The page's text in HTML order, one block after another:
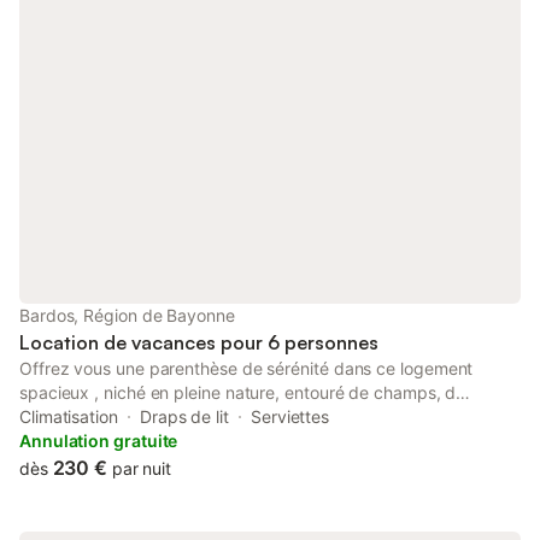
Bardos, Région de Bayonne
Location de vacances pour 6 personnes
Offrez vous une parenthèse de sérénité dans ce logement
spacieux , niché en pleine nature, entouré de champs, d
animaux . Situé dans un environnement privilégié, entre mer et
montagne, vous pourrez rayonner facilement vers les Landes, le
Béarn, la côte basque, mais aussi les chemins de Compostelle,
Climatisation Draps de lit
Serviettes
Annulation gratuite
dès 230 € par nuit